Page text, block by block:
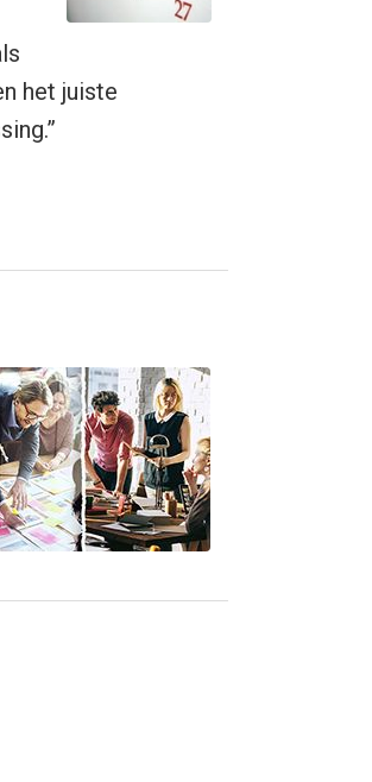
het juiste